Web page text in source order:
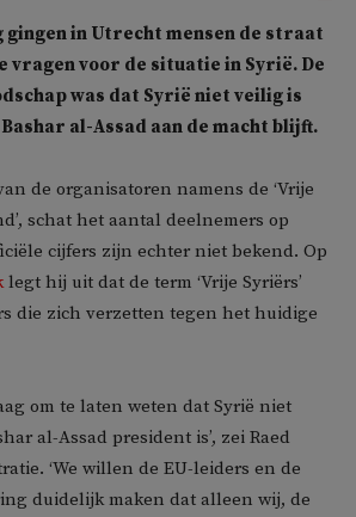
gingen in Utrecht mensen de straat
vragen voor de situatie in Syrië. De
was dat Syrië niet veilig is
al-Assad aan de macht blijft.
de organisatoren namens de ‘Vrije
schat het aantal deelnemers op
cijfers zijn echter niet bekend. Op
legt hij uit dat de term ‘Vrije Syriërs’
die zich verzetten tegen het huidige
om te laten weten dat Syrië niet
al-Assad president is’, zei Raed
‘We willen de EU-leiders en de
duidelijk maken dat alleen wij, de